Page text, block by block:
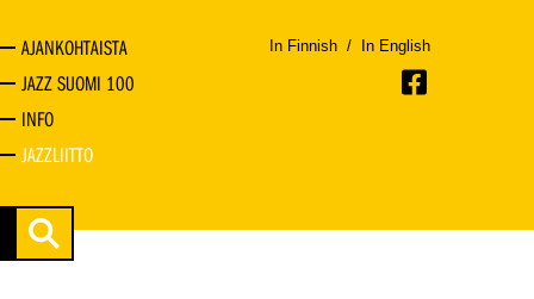
AJANKOHTAISTA
JAZZ SUOMI 100
INFO
JAZZLIITTO
In Finnish / In English